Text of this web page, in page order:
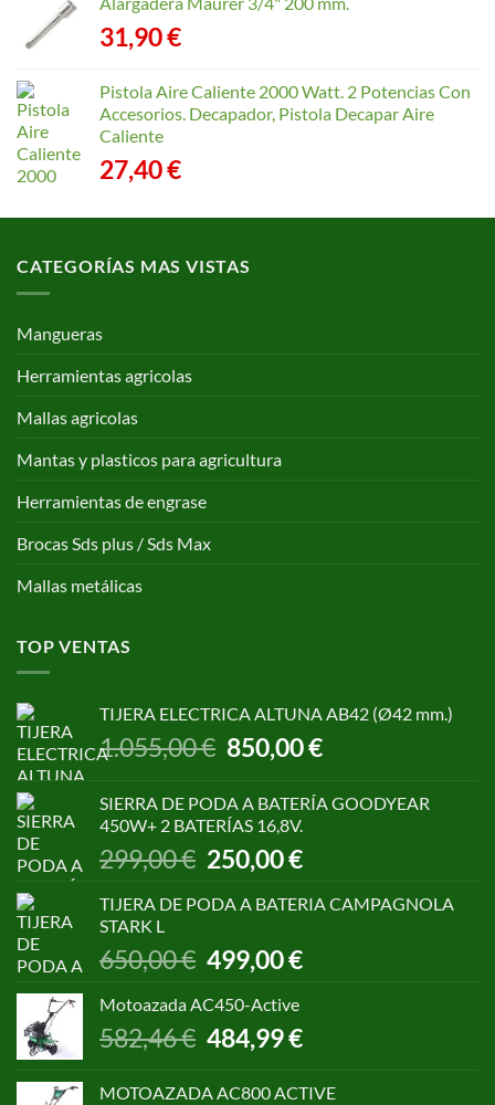
31,90€
Pistola Aire Caliente 2000 Watt. 2 Potencias Con
Accesorios. Decapador, Pistola Decapar Aire
Caliente
27,40€
CATEGORÍAS MAS VISTAS
Mangueras
Herramientas agricolas
Mallas agricolas
Mantas y plasticos para agricultura
Herramientas de engrase
Brocas Sds plus / Sds Max
Mallas metálicas
TOP VENTAS
TIJERA ELECTRICA ALTUNA AB42 (Ø42 mm.)
1.055,00€ El
precio
era:
1.055,00 €.
850,00€El
es:
SIERRA DE PODA A BATERÍA GOODYEAR
450W+ 2 BATERÍAS 16,8V.
299,00€ El
precio
original
299,00 €.
250,00€El
actual
250,00 €.
TIJERA DE PODA A BATERIA CAMPAGNOLA
STARK L
650,00€
El
precio
original
650,00 €.
499,00€El
499,00 €.
Motoazada AC450-Active
582,46€
El
precio
484,99€El
MOTOAZADA AC800 ACTIVE